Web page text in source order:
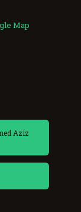
Map
Aziz